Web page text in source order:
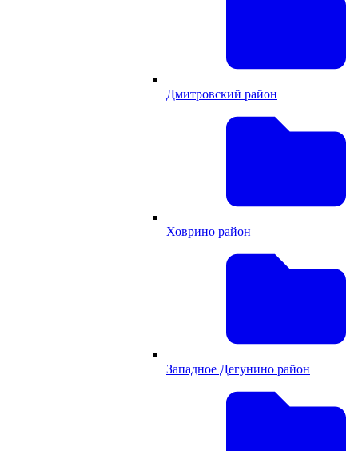
Дмитровский район
Ховрино район
Западное Дегунино район